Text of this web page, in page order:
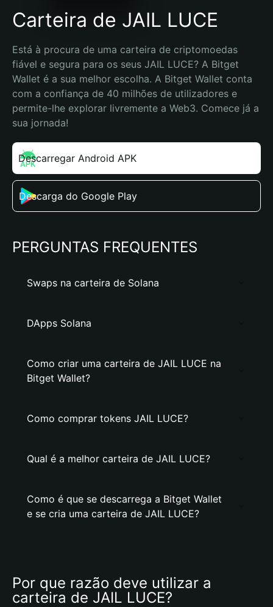
Carteira de JAIL LUCE
Está à procura de uma carteira de criptomoedas
fiável e segura para os seus JAIL LUCE? A Bitget
Wallet é a sua melhor escolha. A Bitget Wallet conta
com a confiança de 40 milhões de utilizadores e
permite-lhe explorar livremente a Web3. Comece já a
sua jornada!
Descarregar Android APK
Descarga do Google Play
PERGUNTAS FREQUENTES
Swaps na carteira de Solana
DApps Solana
Como criar uma carteira de JAIL LUCE na
Bitget Wallet?
Como comprar tokens JAIL LUCE?
Qual é a melhor carteira de JAIL LUCE?
Como é que se descarrega a Bitget Wallet
e se cria uma carteira de JAIL LUCE?
Por que razão deve utilizar a
carteira de JAIL LUCE?